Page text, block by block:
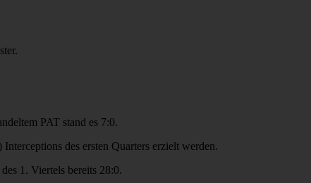
PAT stand es 7:0.
des ersten Quarters erzielt werden.
1. Viertels bereits 28:0.